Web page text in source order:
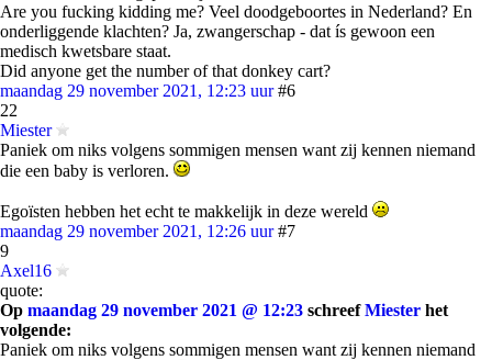
Are you fucking kidding me? Veel doodgeboortes in Nederland? En
onderliggende klachten? Ja, zwangerschap - dat ís gewoon een
medisch kwetsbare staat.
Did anyone get the number of that donkey cart?
maandag 29 november 2021, 12:23 uur #6
22
Miester
Paniek om niks volgens sommigen mensen want zij kennen niemand
die een baby is verloren.
Egoïsten hebben het echt te makkelijk in deze wereld
maandag 29 november 2021, 12:26 uur #7
9
Axel16
quote:
Op maandag 29 november 2021 @ 12:23 schreefMiester het
volgende:
Paniek om niks volgens sommigen mensen want zij kennen niemand